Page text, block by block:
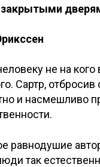
не на кого
Сартр,
и насмешливо
равнодушие
так